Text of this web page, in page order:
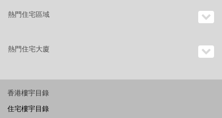
熱門住宅區域
熱門住宅大廈
香港樓宇目錄
住宅樓宇目錄